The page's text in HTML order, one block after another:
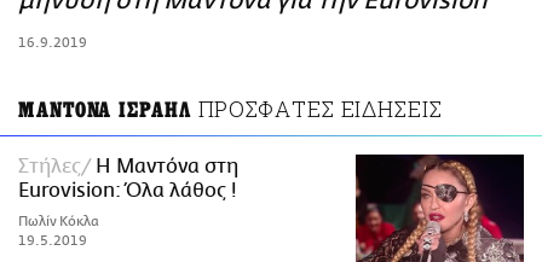
16.9.2019
ΜΑΝΤΟΝΑ ΙΣΡΑΗΛ ΠΡΟΣΦΑΤΕΣ ΕΙΔΗΣΕΙΣ
Στήλες
Η Μαντόνα στη
Eurovision: Όλα λάθος !
Πωλίν Κόκλα
19.5.2019